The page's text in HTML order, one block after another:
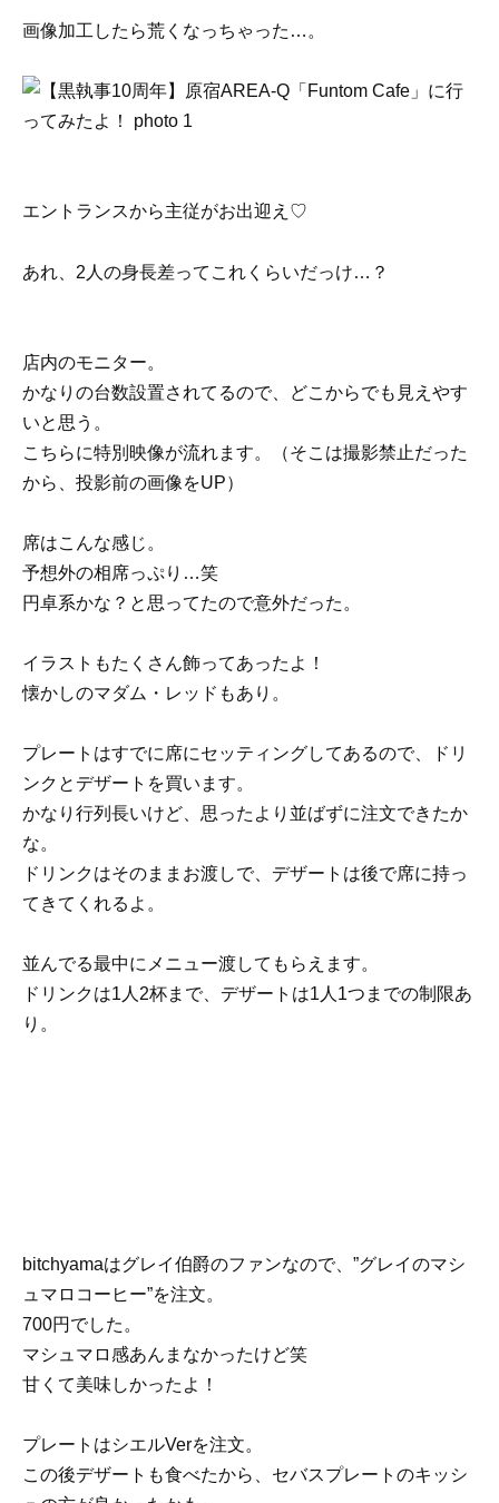
画像加工したら荒くなっちゃった…。
エントランスから主従がお出迎え♡
あれ、2人の身長差ってこれくらいだっけ…？
店内のモニター。
かなりの台数設置されてるので、どこからでも見えやす
いと思う。
こちらに特別映像が流れます。（そこは撮影禁止だった
から、投影前の画像をUP）
席はこんな感じ。
予想外の相席っぷり…笑
円卓系かな？と思ってたので意外だった。
イラストもたくさん飾ってあったよ！
懐かしのマダム・レッドもあり。
プレートはすでに席にセッティングしてあるので、ドリ
ンクとデザートを買います。
かなり行列長いけど、思ったより並ばずに注文できたか
な。
ドリンクはそのままお渡しで、デザートは後で席に持っ
てきてくれるよ。
並んでる最中にメニュー渡してもらえます。
ドリンクは1人2杯まで、デザートは1人1つまでの制限あ
り。
bitchyamaはグレイ伯爵のファンなので、”グレイのマシ
ュマロコーヒー”を注文。
700円でした。
マシュマロ感あんまなかったけど笑
甘くて美味しかったよ！
プレートはシエルVerを注文。
この後デザートも食べたから、セバスプレートのキッシ